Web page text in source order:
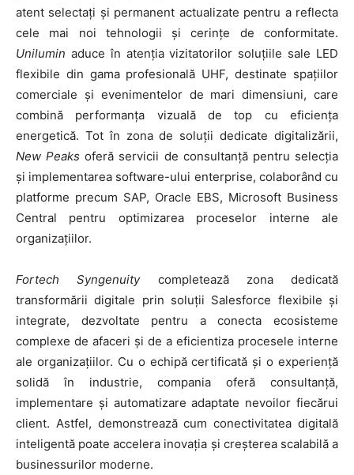
atent selectați și permanent actualizate pentru a reflecta
cele mai noi tehnologii și cerințe de conformitate.
Unilumin aduce în atenția vizitatorilor soluțiile sale LED
flexibile din gama profesională UHF, destinate spațiilor
comerciale și evenimentelor de mari dimensiuni, care
combină performanța vizuală de top cu eficiența
energetică. Tot în zona de soluții dedicate digitalizării,
New Peaks oferă servicii de consultanță pentru selecția
și implementarea software-ului enterprise, colaborând cu
platforme precum SAP, Oracle EBS, Microsoft Business
Central pentru optimizarea proceselor interne ale
organizațiilor.
Fortech Syngenuitycompletează zona dedicată
transformării digitale prin soluții Salesforce flexibile și
integrate, dezvoltate pentru a conecta ecosisteme
complexe de afaceri și de a eficientiza procesele interne
ale organizațiilor. Cu o echipă certificată și o experiență
solidă în industrie, compania oferă consultanță,
implementare și automatizare adaptate nevoilor fiecărui
client. Astfel, demonstrează cum conectivitatea digitală
inteligentă poate accelera inovația și creșterea scalabilă a
businessurilor moderne.